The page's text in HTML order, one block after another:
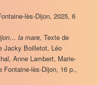
lès-Dijon, 2025, 6
la mare, Texte de
Jacky Boilletot, Léo
Anne Lambert, Marie-
Fontaine-lès-Dijon, 16 p.,